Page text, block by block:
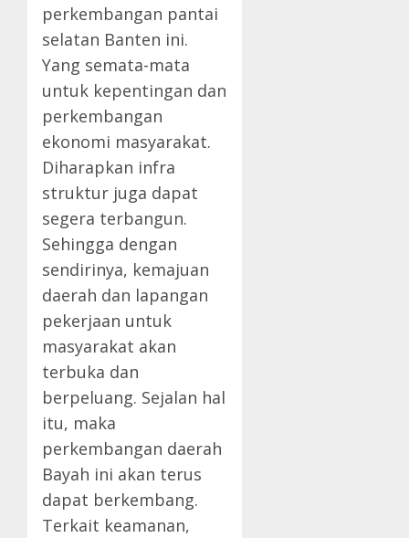
perkembangan pantai
selatan Banten ini.
Yang semata-mata
untuk kepentingan dan
perkembangan
ekonomi masyarakat.
Diharapkan infra
struktur juga dapat
segera terbangun.
Sehingga dengan
sendirinya, kemajuan
daerah dan lapangan
pekerjaan untuk
masyarakat akan
terbuka dan
berpeluang. Sejalan hal
itu, maka
perkembangan daerah
Bayah ini akan terus
dapat berkembang.
Terkait keamanan,